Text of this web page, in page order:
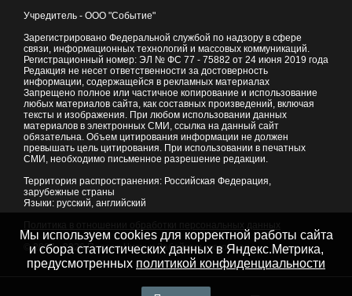
Учредитель - ООО "Событие"
Зарегистрировано Федеральной службой по надзору в сфере
связи, информационных технологий и массовых коммуникаций.
Регистрационный номер: ЭЛ № ФС 77 - 75882 от 24 июня 2019 года
Редакция не несет ответственности за достоверность
информации, содержащейся в рекламных материалах
Запрещено полное или частичное копирование и использование
любых материалов сайта, как составных произведений, включая
тексты и изображения. При любом использовании данных
материалов в электронных СМИ, ссылка на данный сайт
обязательна. Объем цитирования информации не должен
превышать цель цитирования. При использовании в печатных
СМИ, необходимо письменное разрешение редакции.
Территория распространения: Российская Федерация,
зарубежные страны
Языки: русский, английский
© 2007 - 2026Портал Читы и Забайкальского края
Мы используем cookies для корректной работы сайта
и сбора статистических данных в Яндекс.Метрика,
предусмотренных политикой конфиденциальности